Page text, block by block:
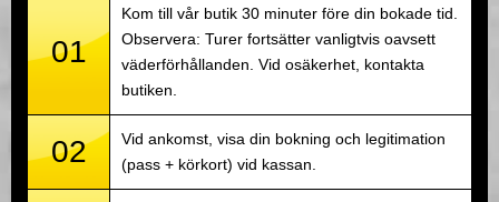
01
Kom till vår butik 30 minuter före din bokade tid.
Observera: Turer fortsätter vanligtvis oavsett
väderförhållanden. Vid osäkerhet, kontakta
butiken.
02
Vid ankomst, visa din bokning och legitimation
(pass + körkort) vid kassan.